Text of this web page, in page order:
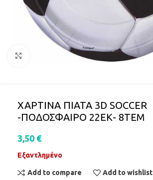
Click to enlarge
ΧΑΡΤΙΝΑ ΠΙΑΤΑ 3D SOCCER
-ΠΟΔΟΣΦΑΙΡΟ 22ΕΚ- 8ΤΕΜ
3,50 €
Εξαντλημένο
Add to compare Add to wishlist